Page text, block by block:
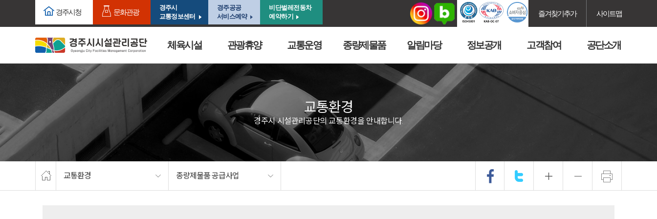
주요메뉴로 건너뛰기
경주시청 문화관광
경주시
교통정보센터
경주공공
서비스예약
비단벌레전동차
예약하기
즐겨찾기추가 사이트맵
체육시설 관광휴양 교통운영 종량제물품 알림마당 정보공개 고객참여 공단소개
교통환경
경주시 시설관리공단의 교통환경을 안내합니다.
교통환경 종량제물품 공급사업